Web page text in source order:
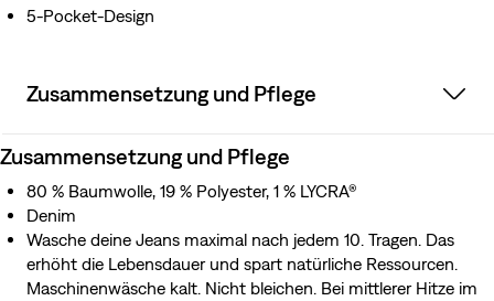
5-Pocket-Design
Zusammensetzung und Pflege
Zusammensetzung und Pflege
80 % Baumwolle, 19 % Polyester, 1 % LYCRA®
Denim
Wasche deine Jeans maximal nach jedem 10. Tragen. Das
erhöht die Lebensdauer und spart natürliche Ressourcen.
Maschinenwäsche kalt. Nicht bleichen. Bei mittlerer Hitze im